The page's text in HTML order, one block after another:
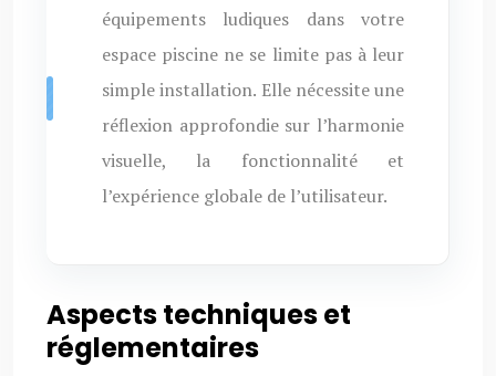
équipements ludiques dans votre
espace piscine ne se limite pas à leur
simple installation. Elle nécessite une
réflexion approfondie sur l’harmonie
visuelle, la fonctionnalité et
l’expérience globale de l’utilisateur.
Aspects techniques et
réglementaires